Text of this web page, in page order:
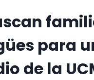
para
de la